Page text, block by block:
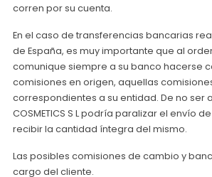
corren por su cuenta.
En el caso de transferencias bancarias
de España, es muy importante que al
comunique siempre a su banco hacerse
comisiones en origen, aquellas
correspondientes a su entidad. De no ser
COSMETICS S L podría paralizar el envío
recibir la cantidad íntegra del mismo.
Las posibles comisiones de cambio y
cargo del cliente.